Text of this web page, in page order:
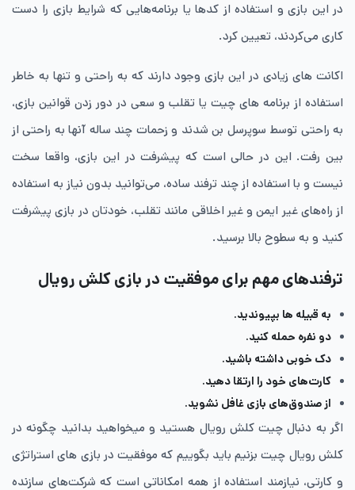
در این بازی و استفاده از کدها یا برنامه‌هایی که شرایط بازی را دست
کاری می‌کردند، تعیین کرد.
اکانت های زیادی در این بازی وجود دارند که به راحتی و تنها به خاطر
استفاده از برنامه های چیت یا تقلب و سعی در دور زدن قوانین بازی،
به راحتی توسط سوپرسل بن شدند و زحمات چند ساله آنها به راحتی از
بین رفت. این در حالی است که پیشرفت در این بازی، واقعا سخت
نیست و با استفاده از چند ترفند ساده، می‌توانید بدون نیاز به استفاده
از راه‌های غیر ایمن و غیر اخلاقی مانند تقلب، خودتان در بازی پیشرفت
کنید و به سطوح بالا برسید.
ترفندهای مهم برای موفقیت در بازی کلش رویال
به قبیله ها بپیوندید.
دو نفره حمله کنید.
دک خوبی داشته باشید.
کارت‌های خود را ارتقا دهید.
از صندوق‌های بازی غافل نشوید.
اگر به دنبال چیت کلش رویال هستید و میخواهید بدانید چگونه در
کلش رویال چیت بزنیم باید بگوییم که موفقیت در بازی های استراتژی
و کارتی، نیازمند استفاده از همه امکاناتی است که شرکت‌های سازنده